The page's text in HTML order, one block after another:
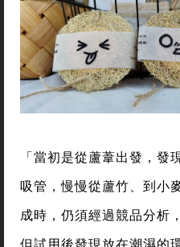
「當初是從蘆葦出發，
吸管，慢慢從蘆竹、到小
成時，仍須經過競品分析